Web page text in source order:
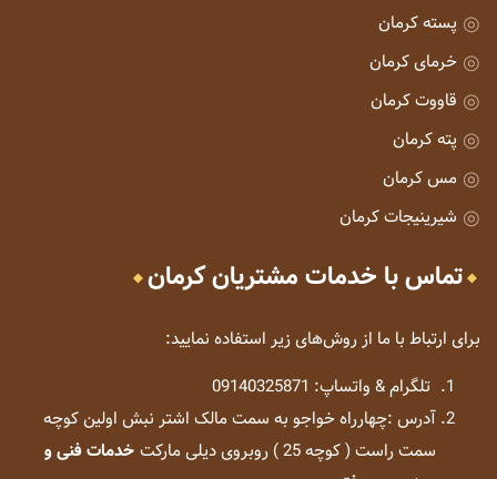
پسته کرمان
خرمای کرمان
قاووت کرمان
پته کرمان
مس کرمان
شیرینیجات کرمان
تماس با خدمات مشتریان کرمان
برای ارتباط با ما از روش‌های زیر استفاده نمایید:
تلگرام & واتساپ: 09140325871
آدرس :چهارراه خواجو به سمت مالک اشتر نبش اولین کوچه
سمت راست ( کوچه 25 ) روبروی دیلی مارکت
خدمات فنی و